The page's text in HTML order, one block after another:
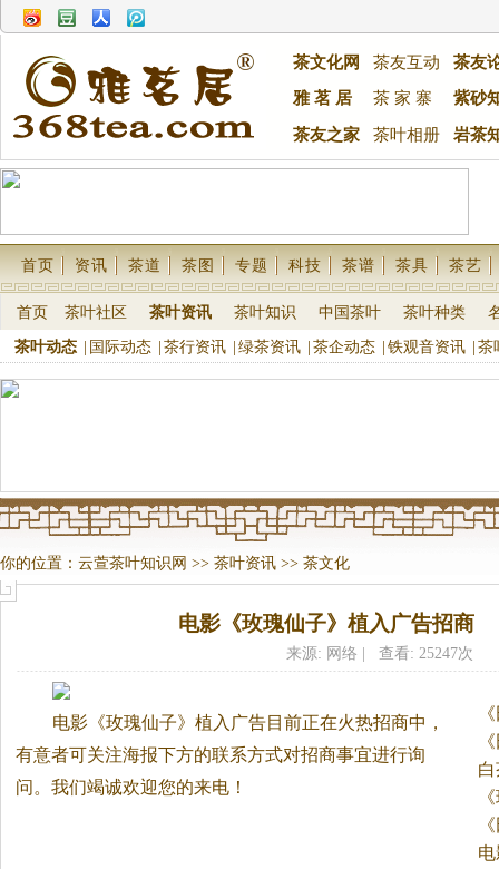
茶文化网 茶友互动
茶友
雅 茗 居
茶 家 寨 紫砂
茶友之家 茶叶相册 岩茶
首页 资讯 茶道 茶图 专题 科技 茶谱 茶具 茶艺
首页 茶叶社区 茶叶资讯 茶叶知识 中国茶叶 茶叶种类
茶叶动态 国际动态 茶行资讯 绿茶资讯 茶企动态 铁观音资讯 茶
你的位置： 云萱茶叶知识网 >> 茶叶资讯 >> 茶文化
电影《玫瑰仙子》植入广告招商
来源: 网络 | 查看: 25247次
中
热
广
中
电影《玫瑰仙子》植入广告目前正在火热招商中，
有意者可关注海报下方的联系方式对招商事宜进行询
问。 我们竭诚欢迎您的来电！